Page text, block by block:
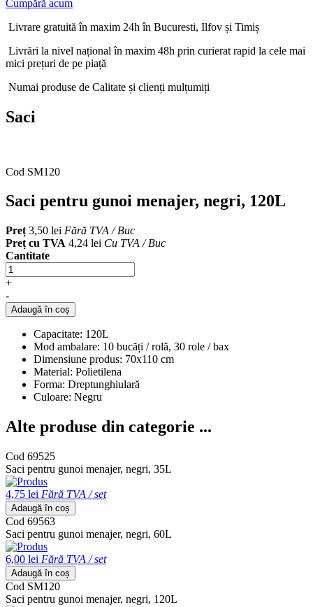
Cumpără acum
Livrare gratuită în maxim 24h în Bucuresti, Ilfov și Timiș
Livrări la nivel național în maxim 48h prin curierat rapid la cele mai
mici prețuri de pe piață
Numai produse de Calitate și clienți mulțumiți
Saci
Cod SM120
Saci pentru gunoi menajer, negri, 120L
Preț 3,50 lei Fără TVA / Buc
Preț cu TVA 4,24 lei Cu TVA / Buc
Cantitate
+
-
Adaugă în coș
Capacitate: 120L
Mod ambalare: 10 bucăți / rolă, 30 role / bax
Dimensiune produs: 70x110 cm
Material: Polietilena
Forma: Dreptunghiulară
Culoare: Negru
Alte produse din categorie ...
Cod 69525
Saci pentru gunoi menajer, negri, 35L
4,75 lei Fără TVA / set
Adaugă în coș
Cod 69563
Saci pentru gunoi menajer, negri, 60L
6,00 lei Fără TVA / set
Adaugă în coș
Cod SM120
Saci pentru gunoi menajer, negri, 120L